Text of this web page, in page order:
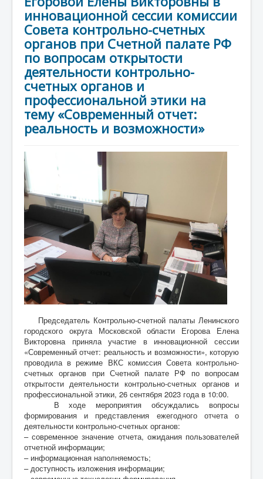
инновационной сессии комиссии
Совета контрольно-счетных
органов при Счетной палате РФ
по вопросам открытости
деятельности контрольно-
счетных органов и
профессиональной этики на
тему «Современный отчет:
реальность и возможности»
Председатель Контрольно-счетной палаты Ленинского
городского округа Московской области Егорова Елена
Викторовна приняла участие в инновационной сессии
«Современный отчет: реальность и возможности», которую
проводила в режиме ВКС комиссия Совета контрольно-
счетных органов при Счетной палате РФ по вопросам
открытости деятельности контрольно-счетных органов и
профессиональной этики, 26 сентября 2023 года в 10:00.
В ходе мероприятия обсуждались вопросы
формирования и представления ежегодного отчета о
деятельности контрольно-счетных органов:
– современное значение отчета, ожидания пользователей
отчетной информации;
– информационная наполняемость;
– доступность изложения информации;